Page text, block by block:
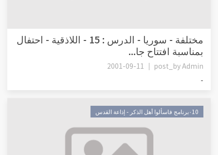
مختلفة - سوريا - الدرس : 15 - اللاذقية - احتفال
بمناسبة افتتاح جا...
post_byAdmin
2001-09-11
-
٠10برنامج فاسألوا أهل الذكر - إذاعة القدس